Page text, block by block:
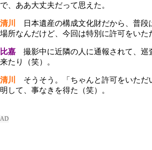
で、ああ大丈夫だって思えた。
清川
日本遺産の構成文化財だから、普段
場所なんだけど、今回は特別に許可をいた
比嘉 撮影中に近隣の人に通報されて、巡
来たり（笑）。
清川
そうそう。「ちゃんと許可をいただ
明して、事なきを得た（笑）。